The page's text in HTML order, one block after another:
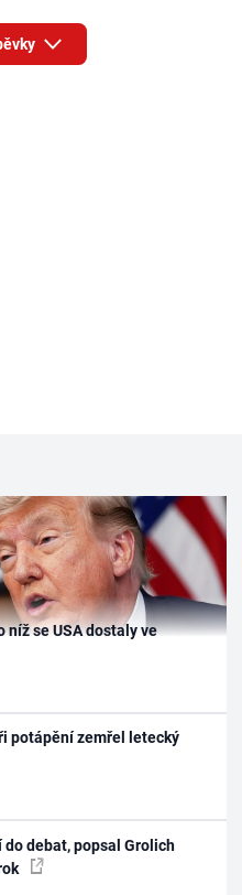
níž se USA dostaly ve
potápění zemřel letecký
debat, popsal Grolich